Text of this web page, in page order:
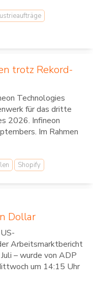
trotz Rekord-
Technologies
für das dritte
2026. Infineon
Im Rahmen
Shopify
Dollar
Arbeitsmarktbericht
– wurde von ADP
um 14:15 Uhr